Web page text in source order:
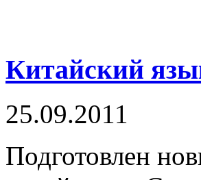
Китайский
25.09.2011
Подготовлен